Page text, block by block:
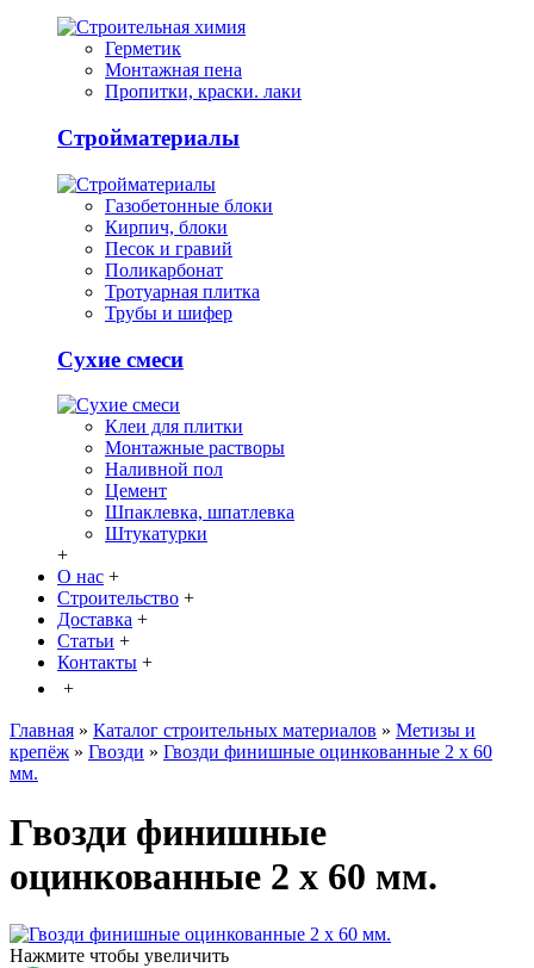
Герметик
Монтажная пена
Пропитки, краски. лаки
Стройматериалы
Газобетонные блоки
Кирпич, блоки
Песок и гравий
Поликарбонат
Тротуарная плитка
Трубы и шифер
Сухие смеси
Клеи для плитки
Монтажные растворы
Наливной пол
Цемент
Шпаклевка, шпатлевка
Штукатурки
+
О нас +
Строительство +
Доставка +
Статьи +
Контакты +
+
Главная » Каталог строительных материалов » Метизы и
крепёж » Гвозди » Гвозди финишные оцинкованные 2 х 60
мм.
Гвозди финишные
оцинкованные 2 х 60 мм.
Нажмите чтобы увеличить